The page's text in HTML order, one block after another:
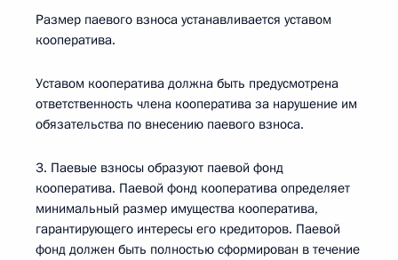
Размер паевого взноса устанавливается уставом
кооператива.
Уставом кооператива должна быть предусмотрена
ответственность члена кооператива за нарушение им
обязательства по внесению паевого взноса.
3. Паевые взносы образуют паевой фонд
кооператива. Паевой фонд кооператива определяет
минимальный размер имущества кооператива,
гарантирующего интересы его кредиторов. Паевой
фонд должен быть полностью сформирован в течение